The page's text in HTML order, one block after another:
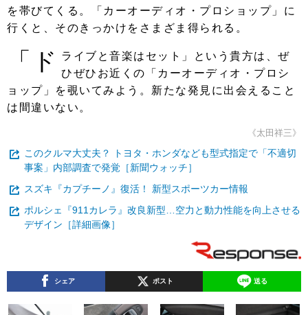
を帯びてくる。「カーオーディオ・プロショップ」に
行くと、そのきっかけをさまざま得られる。
「ド
ライブと音楽はセット」という貴方は、ぜ
ひぜひお近くの「カーオーディオ・プロシ
ョップ」を覗いてみよう。新たな発見に出会えること
は間違いない。
《太田祥三》
このクルマ大丈夫？ トヨタ・ホンダなども型式指定で「不適切
事案」内部調査で発覚［新聞ウォッチ］
スズキ『カプチーノ』復活！ 新型スポーツカー情報
ポルシェ『911カレラ』改良新型…空力と動力性能を向上させる
デザイン［詳細画像］
シェア ポスト 送る